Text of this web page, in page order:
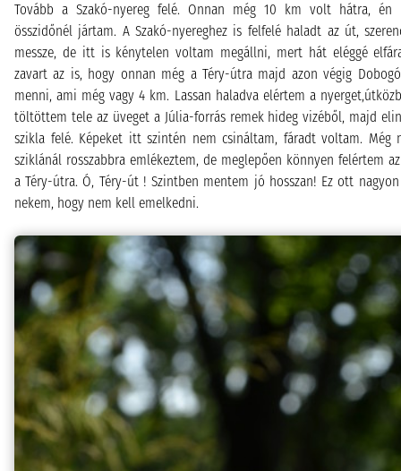
Tovább a Szakó-nyereg felé. Onnan még 10 km volt hátra, én
összidőnél jártam. A Szakó-nyereghez is felfelé haladt az út,
messze, de itt is kénytelen voltam megállni, mert hát eléggé
zavart az is, hogy onnan még a Téry-útra majd azon végig
menni, ami még vagy 4 km. Lassan haladva elértem a
töltöttem tele az üveget a Júlia-forrás remek hideg vizéből, majd
szikla felé. Képeket itt szintén nem csináltam, fáradt voltam. Még
sziklánál rosszabbra emlékeztem, de meglepően könnyen felértem
a Téry-útra. Ó, Téry-út ! Szintben mentem jó hosszan! Ez ott
nekem, hogy nem kell emelkedni.